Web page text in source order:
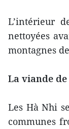
L’intérieur
nettoyées
montagnes
La viande
Les Hà Nhi
communes